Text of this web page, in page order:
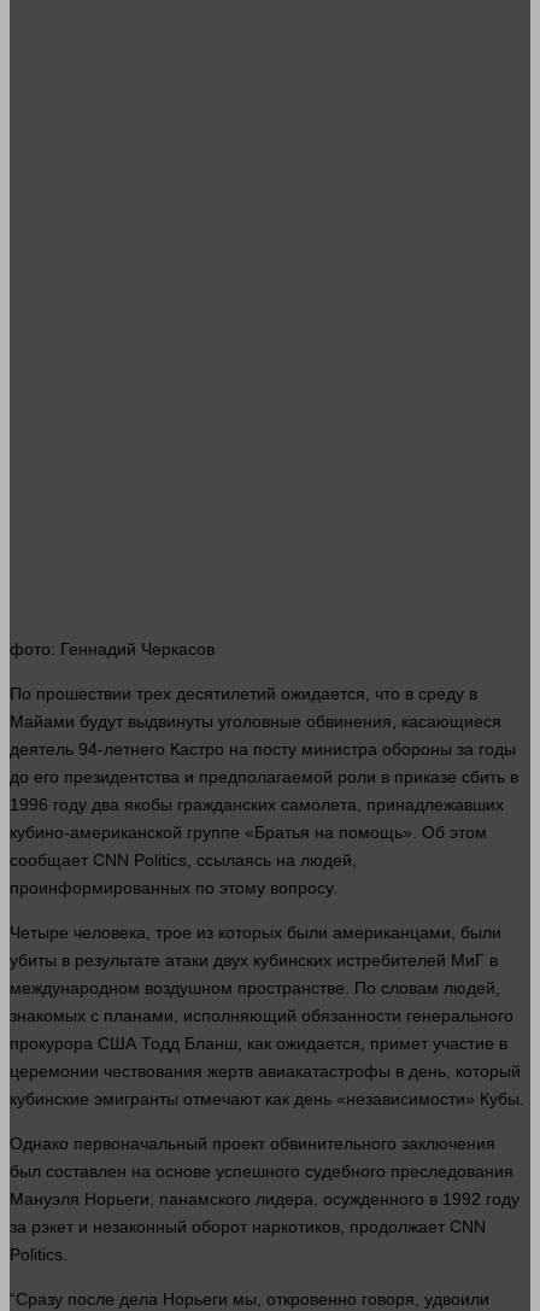
фото: Геннадий Черкасов
По прошествии трех десятилетий ожидается, что в среду в
Майами будут выдвинуты уголовные обвинения, касающиеся
деятель 94-летнего Кастро на посту министра обороны за годы
до его президентства и предполагаемой роли в приказе сбить в
1996 году два якобы гражданских самолета, принадлежавших
кубино-американской группе «Братья на помощь». Об этом
сообщает CNN Politics, ссылаясь на людей
проинформированных по этому вопросу.
Четыре человека , трое из которых были американцами, были
убиты в результате атаки двух кубинских истребителей МиГ в
международном воздушном пространстве. По словам людей
знакомых с планами, исполняющий обязанности генерального
прокурора США Тодд Бланш, как ожидается, примет участие в
церемонии чествования жертв авиакатастрофы в день , который
кубинские эмигранты отмечают как день «независимости» Кубы.
Однако первоначальный проект обвинительного заключения
был составлен на основе успешного судебного преследования
Мануэля Норьеги, панамского лидера, осужденного в 1992 году
за рэкет и незаконный оборот наркотиков, продолжает CNN
Politics.
“Сразу после дела Норьеги мы, откровенно говоря, удвоили